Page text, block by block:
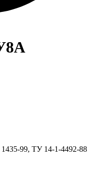
99, ТУ 14-1-4492-88